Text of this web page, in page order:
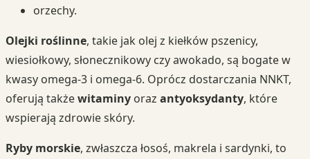
orzechy.
Olejki roślinne, takie jak olej z kiełków pszenicy,
wiesiołkowy, słonecznikowy czy awokado, są bogate w
kwasy omega-3 i omega-6. Oprócz dostarczania NNKT,
oferują takżewitaminy oraz antyoksydanty, które
wspierają zdrowie skóry.
Ryby morskie, zwłaszcza łosoś, makrela i sardynki, to